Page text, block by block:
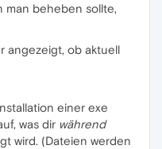
man beheben sollte,
angezeigt, ob aktuell
einer exe
was dir während
wird. (Dateien werden